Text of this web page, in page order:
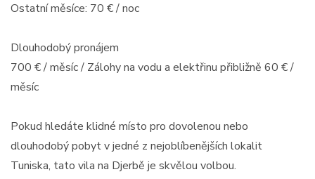
Ostatní měsíce: 70 € / noc
Dlouhodobý pronájem
700 € / měsíc / Zálohy na vodu a elektřinu přibližně 60 € /
měsíc
Pokud hledáte klidné místo pro dovolenou nebo
dlouhodobý pobyt v jedné z nejoblíbenějších lokalit
Tuniska, tato vila na Djerbě je skvělou volbou.